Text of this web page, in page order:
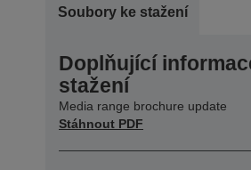
Soubory ke stažení
Doplňující
stažení
Media range brochure update
Stáhnout PDF